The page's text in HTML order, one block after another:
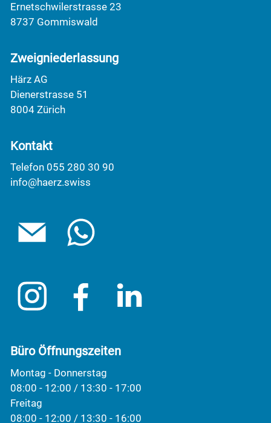
Ernetschwilerstrasse 23
8737 Gommiswald
Zweigniederlassung
Härz AG
Dienerstrasse 51
8004 Zürich
Kontakt
Telefon 055 280 30 90
info@haerz.swiss
Büro Öffnungszeiten
Montag - Donnerstag
08:00 - 12:00 / 13:30 - 17:00
Freitag
08:00 - 12:00 / 13:30 - 16:00